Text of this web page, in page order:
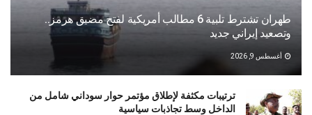
طهران تشترط تلبية 6 مطالب أمريكية لفتح مضيق هرمز..
وتصعيد إيراني جديد
أغسطس 9, 2026
ترتيبات مكثفة لإطلاق مؤتمر حوار سوداني شامل من
الداخل وسط تجاذبات سياسية